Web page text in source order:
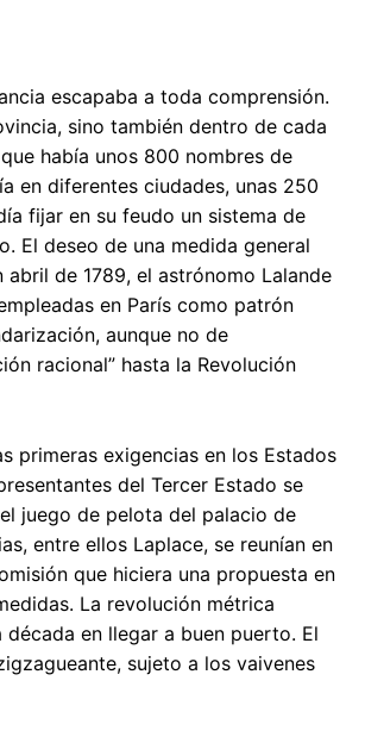
escapaba a toda comprensión.
sino también dentro de cada
había unos 800 nombres de
en diferentes ciudades, unas 250
fijar en su feudo un sistema de
El deseo de una medida general
de 1789, el astrónomo Lalande
en París como patrón
aunque no de
racional” hasta la Revolución
primeras exigencias en los Estados
del Tercer Estado se
juego de pelota del palacio de
entre ellos Laplace, se reunían en
que hiciera una propuesta en
La revolución métrica
en llegar a buen puerto. El
sujeto a los vaivenes